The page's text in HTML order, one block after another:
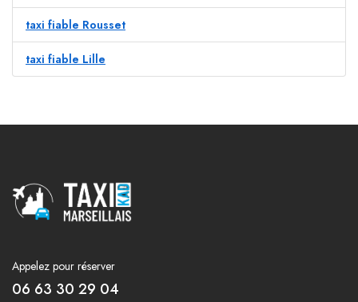
taxi fiable Rousset
taxi fiable Lille
Appelez pour réserver
06 63 30 29 04